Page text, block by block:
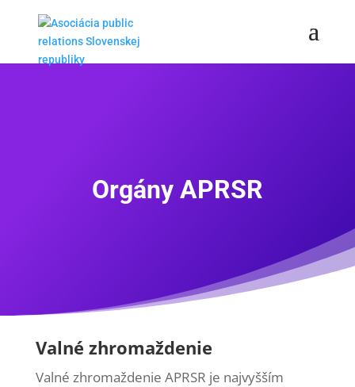
Orgány APRSR
Valné zhromaždenie
Valné zhromaždenie APRSR je najvyšším